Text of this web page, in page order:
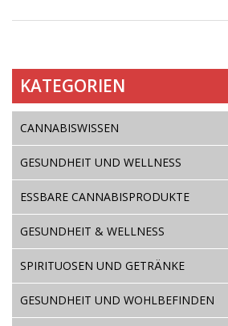
KATEGORIEN
CANNABISWISSEN
GESUNDHEIT UND WELLNESS
ESSBARE CANNABISPRODUKTE
GESUNDHEIT & WELLNESS
SPIRITUOSEN UND GETRÄNKE
GESUNDHEIT UND WOHLBEFINDEN